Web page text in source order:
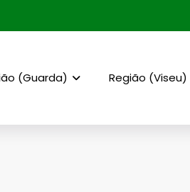
(Guarda) Região (Viseu)